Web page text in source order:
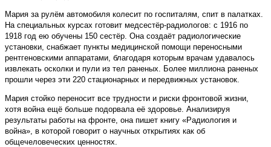
Мария за рулём автомобиля колесит по госпиталям, спит в палатках.
На специальных курсах готовит медсестёр-радиологов: с 1916 по
1918 год ею обучены 150 сестёр. Она создаёт радиологические
установки, снабжает пункты медицинской помощи переносными
рентгеновскими аппаратами, благодаря которым врачам удавалось
извлекать осколки и пули из тел раненых. Более миллиона раненых
прошли через эти 220 стационарных и передвижных установок.
Мария стойко переносит все трудности и риски фронтовой жизни,
хотя война ещё больше подорвала её здоровье. Анализируя
результаты работы на фронте, она пишет книгу «Радиология и
война», в которой говорит о научных открытиях как об
общечеловеческих ценностях.